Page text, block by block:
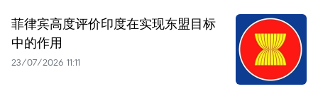
菲律宾高度评价印度在实现东盟目标
中的作用
23/07/2026 11:11